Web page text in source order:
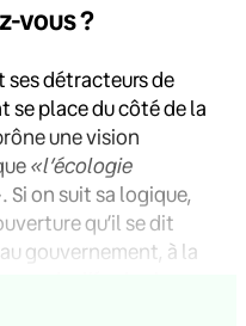
vous ?
ses détracteurs de
se place du côté de la
une vision
«l’écologie
. Si on suit sa logique,
qu’il se dit
gouvernement, à la
que le